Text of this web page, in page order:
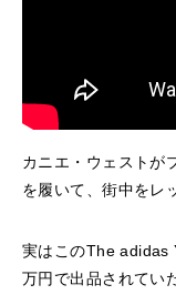
カニエ・ウェストが
を履いて、街中をレ
実はこのThe adidas
万円で出品されてい